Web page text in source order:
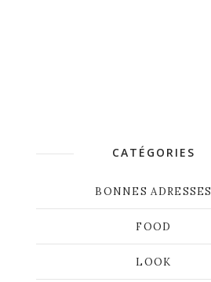
CATÉGORIES
BONNES ADRESSES
FOOD
LOOK